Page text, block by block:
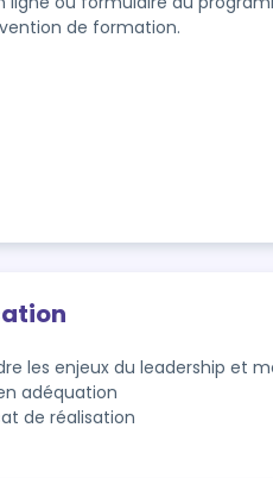
les enjeux du leadership et
adéquation
de réalisation